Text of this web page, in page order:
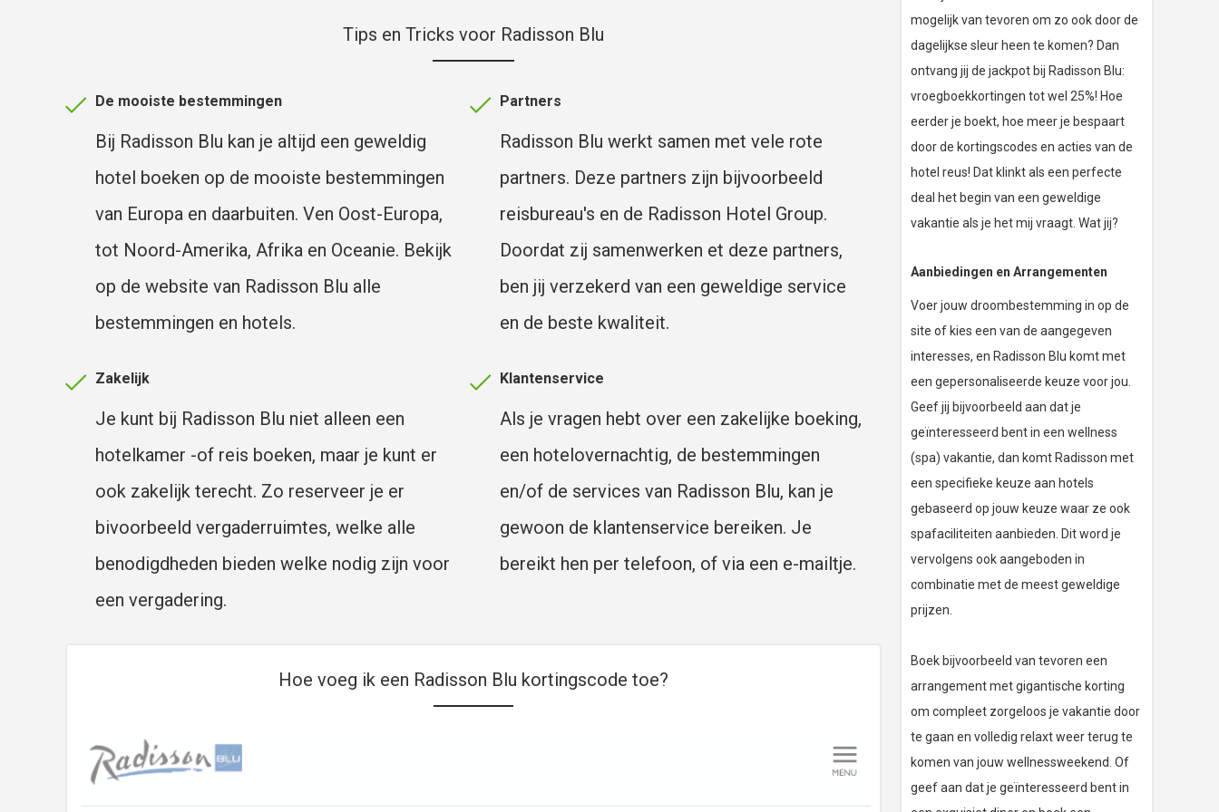
Tips en Tricks voor Radisson Blu
De mooiste bestemmingen
Bij Radisson Blu kan je altijd een geweldig
hotel boeken op de mooiste bestemmingen
van Europa en daarbuiten. Ven Oost-Europa,
tot Noord-Amerika, Afrika en Oceanie. Bekijk
op de website van Radisson Blu alle
bestemmingen en hotels.
Partners
Radisson Blu werkt samen met vele rote
partners. Deze partners zijn bijvoorbeeld
reisbureau's en de Radisson Hotel Group.
Doordat zij samenwerken et deze partners,
ben jij verzekerd van een geweldige service
en de beste kwaliteit.
Zakelijk
Je kunt bij Radisson Blu niet alleen een
hotelkamer -of reis boeken, maar je kunt er
ook zakelijk terecht. Zo reserveer je er
bivoorbeeld vergaderruimtes, welke alle
benodigdheden bieden welke nodig zijn voor
een vergadering.
Klantenservice
Als je vragen hebt over een zakelijke boeking,
een hotelovernachtig, de bestemmingen
en/of de services van Radisson Blu, kan je
gewoon de klantenservice bereiken. Je
bereikt hen per telefoon, of via een e-mailtje.
Hoe voeg ik een Radisson Blu kortingscode toe?
mogelijk van tevoren om zo ook door de
dagelijkse sleur heen te komen? Dan
ontvang jij de jackpot bij Radisson Blu:
vroegboekkortingen tot wel 25%! Hoe
eerder je boekt, hoe meer je bespaart
door de kortingscodes en acties van de
hotel reus! Dat klinkt als een perfecte
deal het begin van een geweldige
vakantie als je het mij vraagt. Wat jij?
Aanbiedingen en Arrangementen
Voer jouw droombestemming in op de
site of kies een van de aangegeven
interesses, en Radisson Blu komt met
een gepersonaliseerde keuze voor jou.
Geef jij bijvoorbeeld aan dat je
geïnteresseerd bent in een wellness
(spa) vakantie, dan komt Radisson met
een specifieke keuze aan hotels
gebaseerd op jouw keuze waar ze ook
spafaciliteiten aanbieden. Dit word je
vervolgens ook aangeboden in
combinatie met de meest geweldige
prijzen.
Boek bijvoorbeeld van tevoren een
arrangement met gigantische korting
om compleet zorgeloos je vakantie door
te gaan en volledig relaxt weer terug te
komen van jouw wellnessweekend. Of
geef aan dat je geïnteresseerd bent in